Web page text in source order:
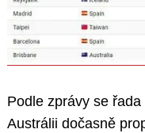
Podle zprávy se
Austrálii dočasně